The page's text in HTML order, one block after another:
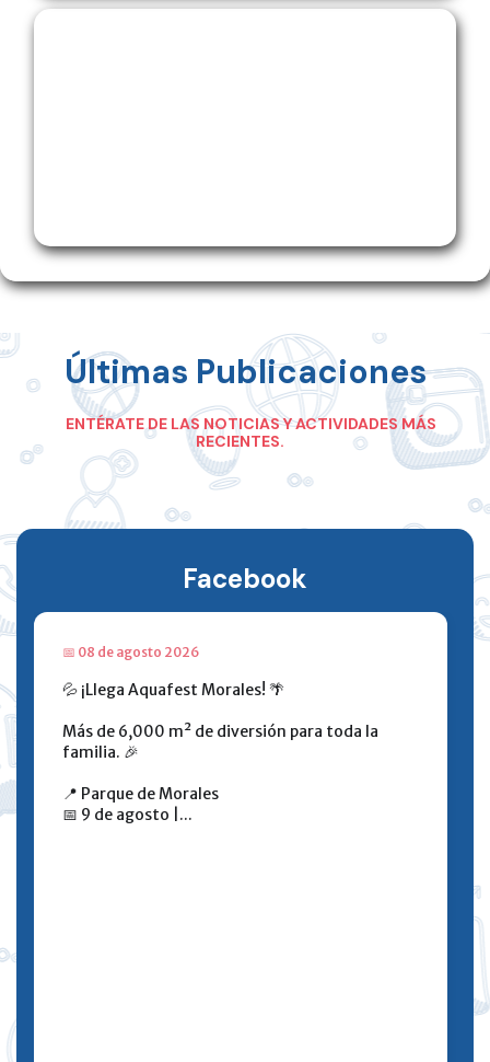
Últimas Publicaciones
ENTÉRATE DE LAS NOTICIAS Y ACTIVIDADES MÁS
RECIENTES.
Facebook
📅 08 de agosto 2026
💦 ¡Llega Aquafest Morales! 🌴
Más de 6,000 m² de diversión para toda la
familia. 🎉
📍 Parque de Morales
📅 9 de agosto |...